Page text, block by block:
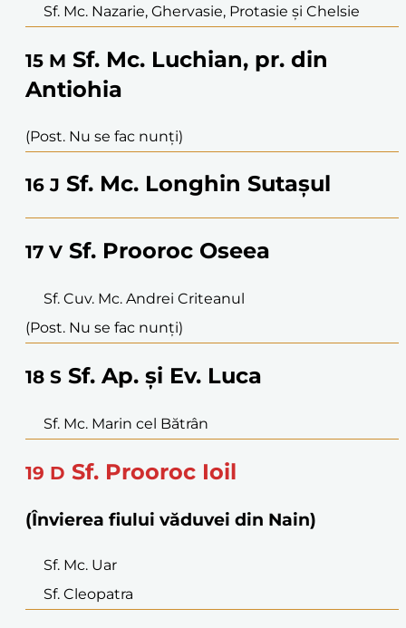
Sf. Mc. Nazarie, Ghervasie, Protasie și Chelsie
15 M Sf. Mc. Luchian, pr. din
Antiohia
(Post. Nu se fac nunți)
16 J Sf. Mc. Longhin Sutașul
17 V Sf. Prooroc Oseea
Sf. Cuv. Mc. Andrei Criteanul
(Post. Nu se fac nunți)
18 S Sf. Ap. și Ev. Luca
Sf. Mc. Marin cel Bătrân
19 D Sf. Prooroc Ioil
(Învierea fiului văduvei din Nain)
Sf. Mc. Uar
Sf. Cleopatra